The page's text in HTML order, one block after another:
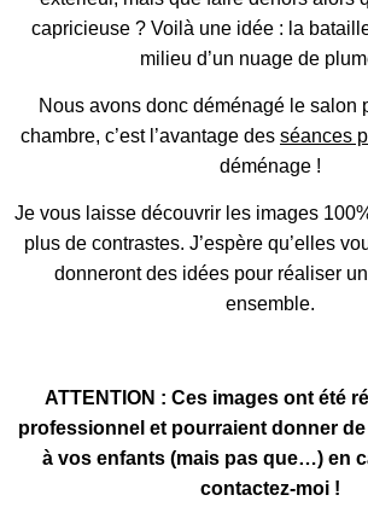
capricieuse ? Voilà une idée : la
milieu d’un nuage de
Nous avons donc déménagé le salon
chambre, c’est l’avantage des séances
déménage !
Je vous laisse découvrir les images
plus de contrastes. J’espère qu’elles
donneront des idées pour réaliser
ensemble.
ATTENTION : Ces images ont été
professionnel et pourraient donner
à vos enfants (mais pas que…) en
contactez-moi !